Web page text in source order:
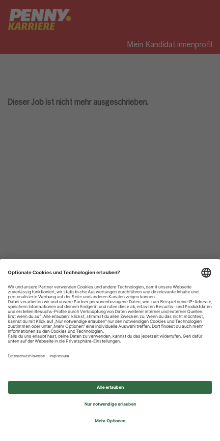
Mein Kandidat:innenprofil
Dieser Job ist nicht mehr ausgeschrieben.
Datenschutzhinweise
Impressum
Privatsphäre-Einstellungen
© 2026 REWE Group - All rights reserved